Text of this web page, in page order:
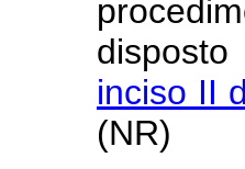
inciso II
(NR)